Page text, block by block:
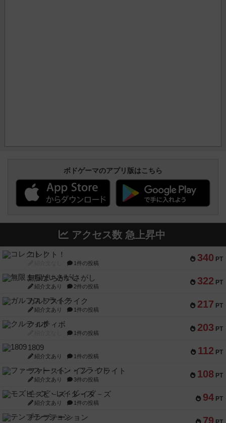
ボドゲーマのアプリ版はこちら
アクセス数 急上昇中
340 PT
コレクト！
1件の投稿
322 PT
無限まちがいさがし
紹介文あり 2件の投稿
217 PT
ガルフストライク
紹介文あり 1件の投稿
203 PT
クルティボ
1件の投稿
112 PT
1809
紹介文あり 1件の投稿
108 PT
ファースト・イン・フライト
紹介文あり 3件の投稿
94 PT
モズビ－ズ・レイダ－ズ
紹介文あり 1件の投稿
79
テンプテーション